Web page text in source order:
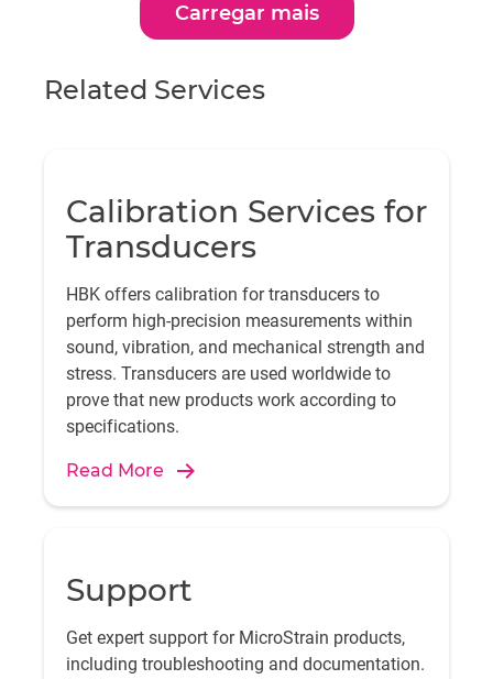
Carregar mais
Related Services
Calibration Services for
Transducers
HBK offers calibration for transducers to
perform high-precision measurements within
sound, vibration, and mechanical strength and
stress. Transducers are used worldwide to
prove that new products work according to
specifications.
Read More
Support
Get expert support for MicroStrain products,
including troubleshooting and documentation.